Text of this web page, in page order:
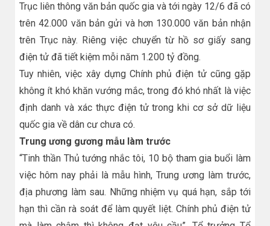
Trục liên thông văn bản quốc gia và tới ngày 12/6 đã có
trên 42.000 văn bản gửi và hơn 130.000 văn bản nhận
trên Trục này. Riêng việc chuyển từ hồ sơ giấy sang
điện tử đã tiết kiệm mỗi năm 1.200 tỷ đồng.
Tuy nhiên, việc xây dựng Chính phủ điện tử cũng gặp
không ít khó khăn vướng mắc, trong đó khó nhất là việc
định danh và xác thực điện tử trong khi cơ sở dữ liệu
quốc gia về dân cư chưa có.
Trung ương gương mẫu làm trước
“Tinh thần Thủ tướng nhắc tôi, 10 bộ tham gia buổi làm
việc hôm nay phải là mẫu hình, Trung ương làm trước,
địa phương làm sau. Những nhiệm vụ quá hạn, sắp tới
hạn thì cần rà soát để làm quyết liệt. Chính phủ điện tử